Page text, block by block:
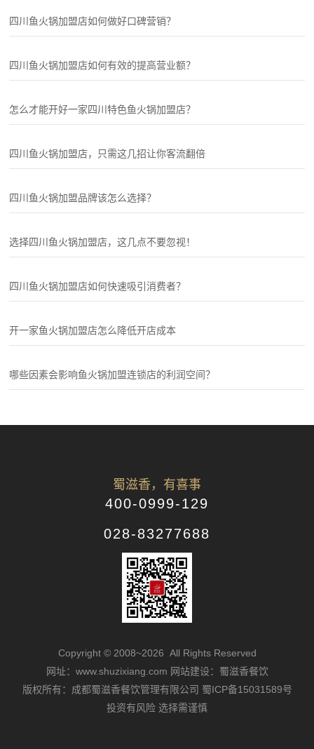
四川鱼火锅加盟店如何做好口碑营销？
四川鱼火锅加盟店如何有效的提高营业额？
怎么才能开好一家四川特色鱼火锅加盟店？
四川鱼火锅加盟店，只需这几招让你客流翻倍
四川鱼火锅加盟品牌该怎么选择？
选择四川鱼火锅加盟店，这几点不要忽视！
四川鱼火锅加盟店如何快速吸引消费者？
开一家鱼火锅加盟店怎么降低开店成本
哪些因素会影响鱼火锅加盟连锁店的利润空间？
蜀滋香，有喜事
400-0999-129
028-83277688
Copyright © 2008~2026 All Rights Reserved
网址：www.shuzixiang.com 网站建设：蜀滋香餐饮
版权所有：成都蜀滋香餐饮管理有限公司 蜀ICP备15031589号
投资有风险 选择需谨慎